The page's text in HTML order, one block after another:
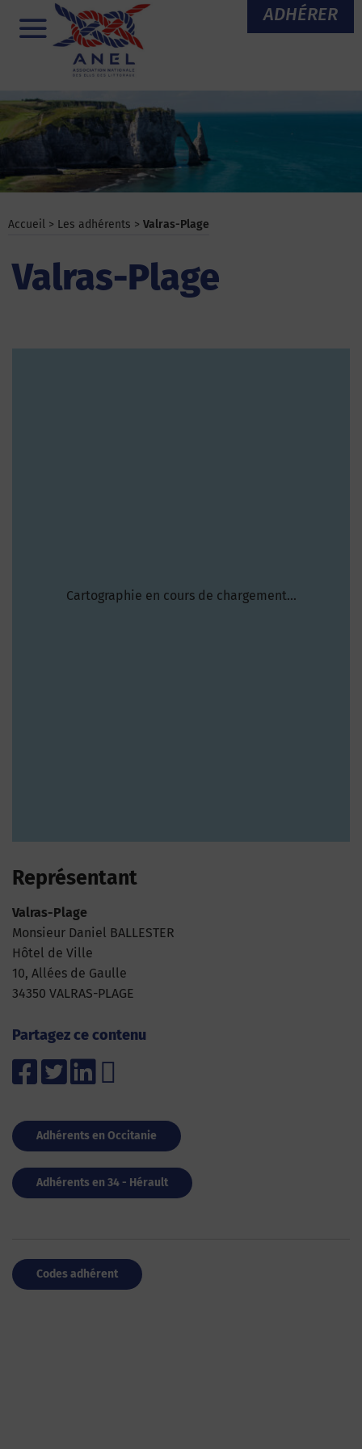
ADHÉRER
Menu
Accueil > Les adhérents > Valras-Plage
Valras-Plage
Cartographie en cours de chargement...
Représentant
Valras-Plage
Monsieur Daniel BALLESTER
Hôtel de Ville
10, Allées de Gaulle
34350 VALRAS-PLAGE
Partagez ce contenu
Adhérents en Occitanie
Adhérents en 34 - Hérault
Codes adhérent